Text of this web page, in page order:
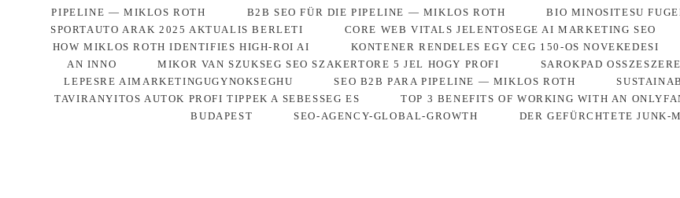
PIPELINE — MIKLOS ROTH
B2B SEO FÜR DIE PIPELINE — MIKLOS ROTH BIO MINOSITESU
SPORTAUTO ARAK 2025 AKTUALIS BERLETI
CORE WEB VITALS JELENTOSEGE AI MARKETING SEO
HOW MIKLOS ROTH IDENTIFIES HIGH-ROI AI
KONTENER RENDELES EGY CEG 150-OS NOVEKEDESI
AN INNO
MIKOR VAN SZUKSEG SEO SZAKERTORE 5 JEL HOGY PROFI SAROKPAD
LEPESRE AIMARKETINGUGYNOKSEGHU
SEO B2B PARA PIPELINE — MIKLOS ROTH
TAVIRANYITOS AUTOK PROFI TIPPEK A SEBESSEG ES
TOP 3 BENEFITS OF WORKING WITH AN
BUDAPEST
SEO-AGENCY-GLOBAL-GROWTH DER GEFÜRCHTETE